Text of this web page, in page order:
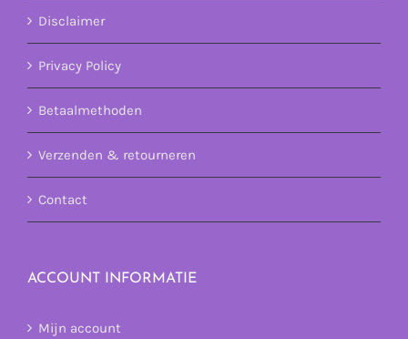
Disclaimer
Privacy Policy
Betaalmethoden
Verzenden & retourneren
Contact
ACCOUNT INFORMATIE
Mijn account